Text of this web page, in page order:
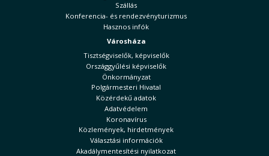
Szállás
Konferencia- és rendezvényturizmus
Hasznos infók
Városháza
Tisztségviselők, képviselők
Országgyűlési képviselők
Önkormányzat
Polgármesteri Hivatal
Közérdekű adatok
Adatvédelem
Koronavírus
Közlemények, hirdetmények
Választási információk
Akadálymentesítési nyilatkozat